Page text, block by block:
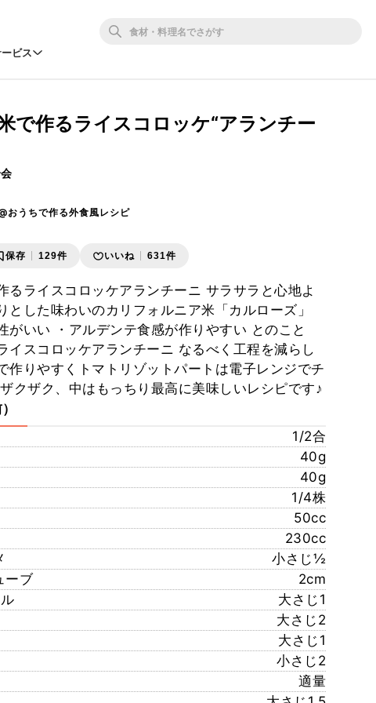
ビス
で作るライスコロッケ“アランチー
おうちで作る外食風レシピ
保存 129件 いいね 631件
るライスコロッケアランチーニ サラサラと心地よ
とした味わいのカリフォルニア米「カルローズ」
がいい ・アルデンテ食感が作りやすい とのこと
イスコロッケアランチーニ なるべく工程を減らし
作りやすくトマトリゾットパートは電子レンジでチ
クザク、中はもっちり最高に美味しいレシピです♪
1/2合
40g
40g
1/4株
50cc
230cc
小さじ½
ーブ
2cm
大さじ1
大さじ2
大さじ1
小さじ2
適量